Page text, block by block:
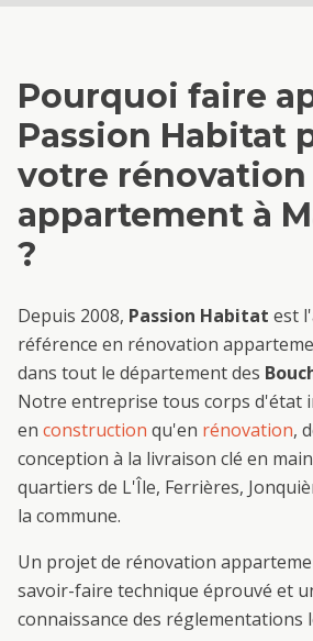
Pourquoi faire
Passion Habitat
votre rénovation
appartement à
?
Depuis 2008, Passion Habitat est
référence en rénovation
dans tout le département des
Notre entreprise tous corps d'état
en construction qu'en rénovation,
conception à la livraison clé en
quartiers de L'Île, Ferrières,
la commune.
Un projet de rénovation
savoir-faire technique éprouvé et
connaissance des réglementations